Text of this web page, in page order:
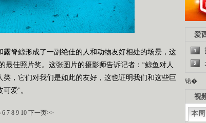
爱
1
2
锘�
视
本周
脊鲸形成了一副绝佳的人和动物友好相处的场景，这
佳照片奖。这张图片的摄影师告诉记者：“鲸鱼对人
，它们对我们是如此的友好，这也证明我们和这些巨
爱”。
6 7 8 9 10 下一页>>